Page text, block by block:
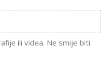
ili videa. Ne smije biti